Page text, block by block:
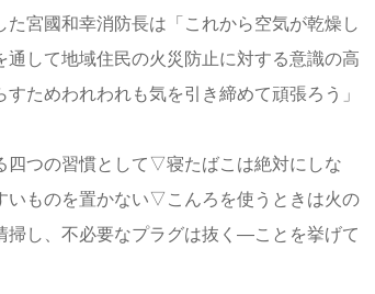
宮國和幸消防長は「これから空気が乾燥し
して地域住民の火災防止に対する意識の高
ためわれわれも気を引き締めて頑張ろう」
つの習慣として▽寝たばこは絶対にしな
ものを置かない▽こんろを使うときは火の
し、不必要なプラグは抜く―ことを挙げて